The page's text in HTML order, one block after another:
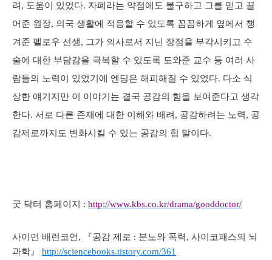
려, 도움이 있었다. 자폐라는 약점에도 불구하고 그를 믿고 끌
어준 원장, 의국 생활에 적응할 수 있도록 꼼꼼하게 옆에서 챙
겨준 펠로우 선생, 그가 의사로서 지닌 장점을 부각시키고 수
술에 대한 부담감을 극복할 수 있도록 도와준 교수 등 여러 사
람들의 노력이 있었기에 엔딩은 해피해질 수 있었다. 다소 식
상한 얘기지만 이 이야기는 결국 공감의 힘을 보여준다고 생각
한다. 서로 다른 존재에 대한 이해와 배려, 공감하려는 노력, 공
감제로까지도 변화시킬 수 있는 공감의 힘 말이다.
굿 닥터 홈페이지 : http://www.kbs.co.kr/drama/gooddoctor/
사이먼 배런코언, 『공감 제로 : 분노와 폭력, 사이코패스의 뇌
과학』 http://sciencebooks.tistory.com/361